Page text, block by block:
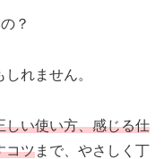
？
れません。
しい使い方、感じる仕
コツまで、やさしく丁